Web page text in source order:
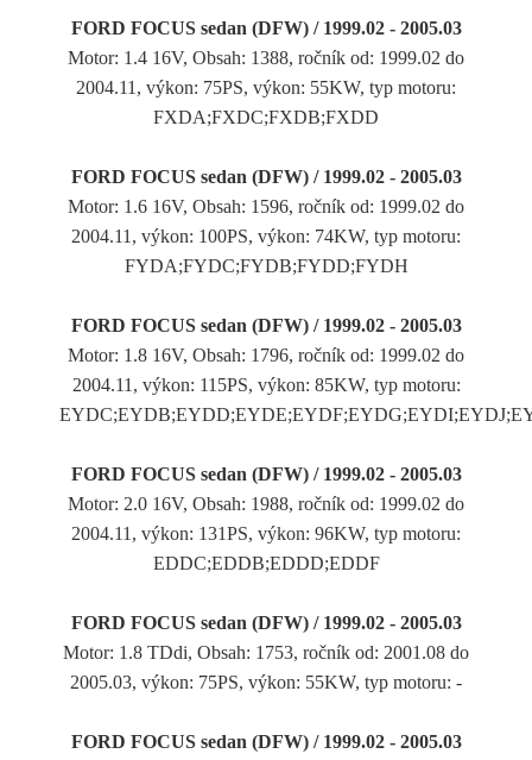
FORD FOCUS sedan (DFW) / 1999.02 - 2005.03
Motor: 1.4 16V, Obsah: 1388, ročník od: 1999.02 do
2004.11, výkon: 75PS, výkon: 55KW, typ motoru:
FXDA;FXDC;FXDB;FXDD
FORD FOCUS sedan (DFW) / 1999.02 - 2005.03
Motor: 1.6 16V, Obsah: 1596, ročník od: 1999.02 do
2004.11, výkon: 100PS, výkon: 74KW, typ motoru:
FYDA;FYDC;FYDB;FYDD;FYDH
FORD FOCUS sedan (DFW) / 1999.02 - 2005.03
Motor: 1.8 16V, Obsah: 1796, ročník od: 1999.02 do
2004.11, výkon: 115PS, výkon: 85KW, typ motoru:
FORD FOCUS sedan (DFW) / 1999.02 - 2005.03
Motor: 2.0 16V, Obsah: 1988, ročník od: 1999.02 do
2004.11, výkon: 131PS, výkon: 96KW, typ motoru:
EDDC;EDDB;EDDD;EDDF
FORD FOCUS sedan (DFW) / 1999.02 - 2005.03
Motor: 1.8 TDdi, Obsah: 1753, ročník od: 2001.08 do
2005.03, výkon: 75PS, výkon: 55KW, typ motoru: -
FORD FOCUS sedan (DFW) / 1999.02 - 2005.03